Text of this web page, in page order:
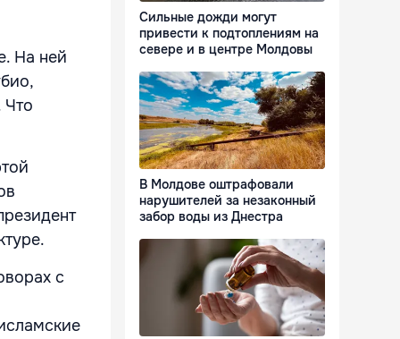
На ней
Что
с
Сильные дожди могут
привести к подтоплениям на
севере и в центре Молдовы
В Молдове оштрафовали
нарушителей за незаконный
забор воды из Днестра